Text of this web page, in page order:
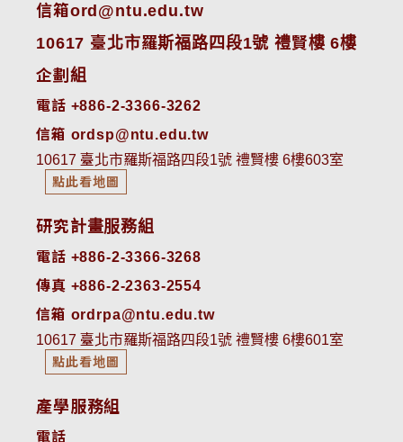
信箱ord@ntu.edu.tw
10617 臺北市羅斯福路四段1號 禮賢樓 6樓
企劃組
電話 +886-2-3366-3262
信箱 ordsp@ntu.edu.tw
10617 臺北市羅斯福路四段1號 禮賢樓 6樓603室
點此看地圖
研究計畫服務組
電話 +886-2-3366-3268
傳真 +886-2-2363-2554
信箱 ordrpa@ntu.edu.tw
10617 臺北市羅斯福路四段1號 禮賢樓 6樓601室
點此看地圖
產學服務組
電話